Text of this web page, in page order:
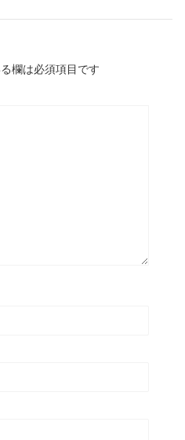
欄は必須項目です